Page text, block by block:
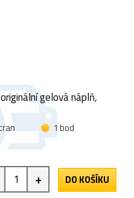
gelová náplň,
1 bod
+ DO KOŠÍKU